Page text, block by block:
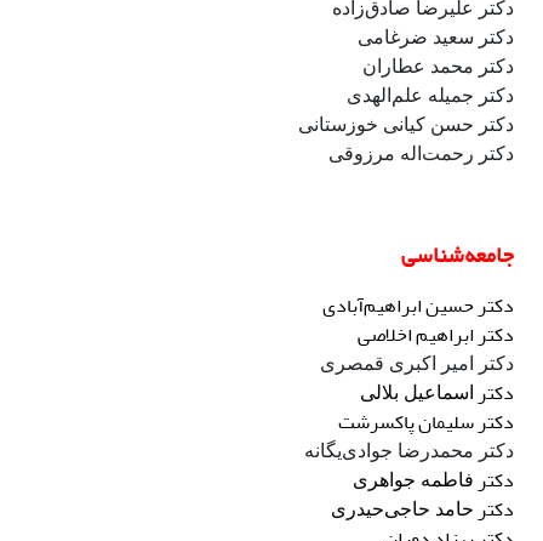
دکتر علیرضا صادق‌زاده
دکتر سعید ضرغامی
دکتر محمد عطاران
دکتر جمیله علم‌الهدی
دکتر حسن کیانی خوزستانی
دکتر رحمت‌اله مرزوقی
جامعه‌شناسی
دکترحسین ابراهیم‌آبادی
دکترابراهیماخلاصی
دکتر امیر اکبری قمصری
دکتر اسماعیل بلالی
دکترسلیمانپاکسرشت
دکتر محمدرضا جوادی‌یگانه
دکتر فاطمه جواهری
دکتر حامد حاجی‌حیدری